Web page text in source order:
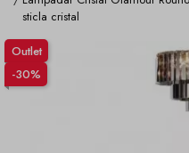
sticla cristal
Outlet
-30%